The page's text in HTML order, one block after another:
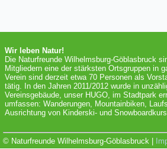
Wir leben Natur!
Die Naturfreunde Wilhelmsburg-Göblasbruck
Mitgliedern eine der stärksten Ortsgruppen in
Verein sind derzeit etwa 70 Personen als
tätig. In den Jahren 2011/2012 wurde in
Vereinsgebäude, unser HUGO, im Stadtpark
umfassen: Wanderungen, Mountainbiken,
Ausrichtung von Kinderski- und
© Naturfreunde Wilhelmsburg-Göblasbruck |